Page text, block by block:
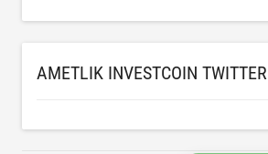
AMETLIK INVESTCOIN TWITTER